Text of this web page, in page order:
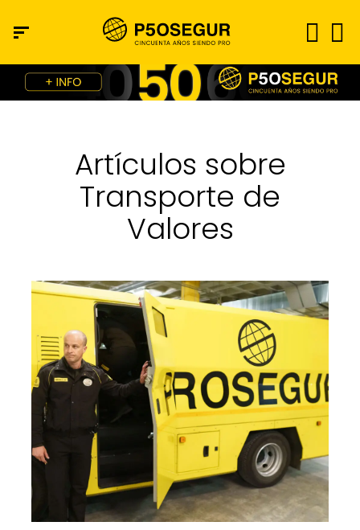
Artículos sobre
Transporte de
Valores